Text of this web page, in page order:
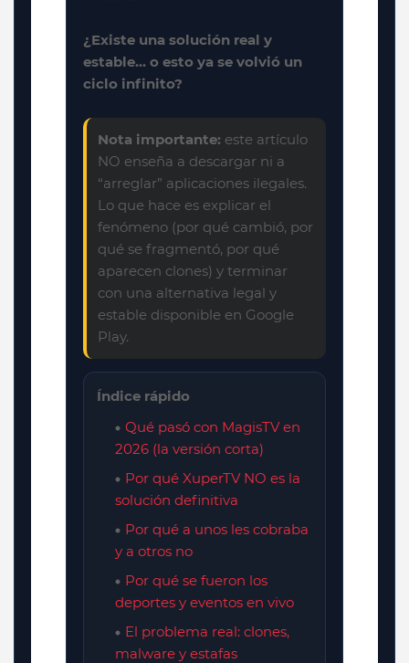
¿Existe una solución real y
estable… o esto ya se volvió un
ciclo infinito?
Nota importante: este artículo
NO enseña a descargar ni a
“arreglar” aplicaciones ilegales.
Lo que hace es explicar el
fenómeno (por qué cambió, por
qué se fragmentó, por qué
aparecen clones) y terminar
con una alternativa legal y
estable disponible en Google
Play.
Índice rápido
Qué pasó con MagisTV en
2026 (la versión corta)
Por qué XuperTV NO es la
solución definitiva
Por qué a unos les cobraba
y a otros no
Por qué se fueron los
deportes y eventos en vivo
El problema real: clones,
malware y estafas